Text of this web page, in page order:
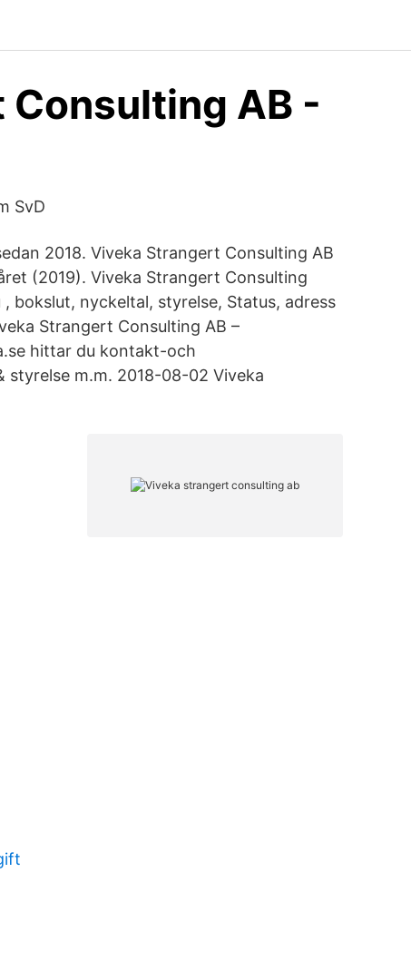
AB -
SvD
2018. Viveka Strangert Consulting AB
(2019). Viveka Strangert Consulting
bokslut, nyckeltal, styrelse, Status, adress
Strangert Consulting AB –
hittar du kontakt-och
m.m. 2018-08-02 Viveka